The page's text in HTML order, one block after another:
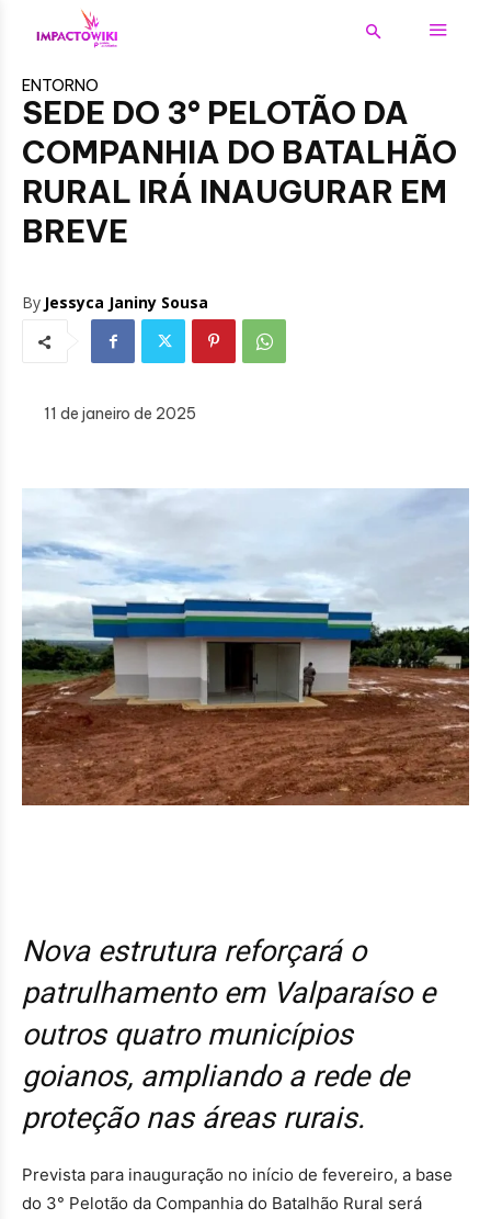
ENTORNO
SEDE DO 3° PELOTÃO DA
COMPANHIA DO BATALHÃO
RURAL IRÁ INAUGURAR EM
BREVE
By Jessyca Janiny Sousa
11 de janeiro de 2025
Nova estrutura reforçará o
patrulhamento em Valparaíso e
outros quatro municípios
goianos, ampliando a rede de
proteção nas áreas rurais.
Prevista para inauguração no início de fevereiro, a base
do 3° Pelotão da Companhia do Batalhão Rural será